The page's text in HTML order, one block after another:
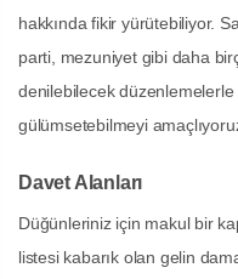
hakkında fikir yürütebiliyor.
parti, mezuniyet gibi daha
denilebilecek düzenlemelerle
gülümsetebilmeyi
Davet Alanları
Düğünleriniz için makul bir
listesi kabarık olan gelin